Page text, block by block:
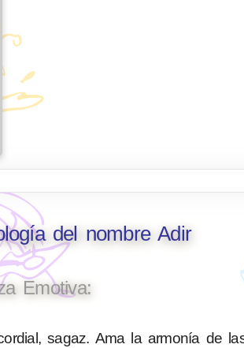
del nombre Adir
Emotiva:
sagaz. Ama la armonía de